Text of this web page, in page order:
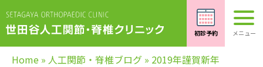
Home » 人工関節・脊椎ブログ » 2019年謹賀新年